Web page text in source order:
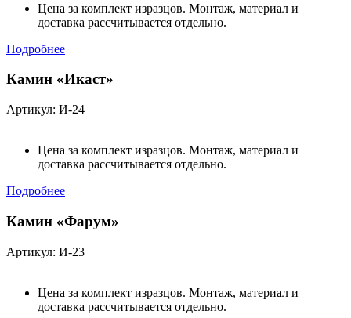
Цена за комплект изразцов. Монтаж, материал и
доставка рассчитывается отдельно.
Подробнее
Камин «Икаст»
Артикул: И-24
Цена за комплект изразцов. Монтаж, материал и
доставка рассчитывается отдельно.
Подробнее
Камин «Фарум»
Артикул: И-23
Цена за комплект изразцов. Монтаж, материал и
доставка рассчитывается отдельно.